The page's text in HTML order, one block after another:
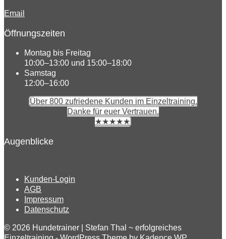
Email
Öffnungszeiten
Montag bis Freitag
10:00–13:00 und 15:00–18:00
Samstag
12:00–16:00
Über 800 zufriedene Kunden im Einzeltraining.
Danke für euer Vertrauen.
★★★★★
Augenblicke
Kunden-Login
AGB
Impressum
Datenschutz
© 2026 Hundetrainer | Stefan Thal ~ erfolgreiches